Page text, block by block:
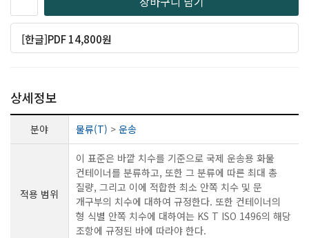
[한글]PDF 14,800원
상세정보
분야 물류(T) > 운송
적용 범위
이 표준은 바깥 치수를 기준으로 국제 운송용 화물
컨테이너를 분류하고, 또한 그 분류에 따른 최대 총
질량, 그리고 이에 적합한 최소 안쪽 치수 및 문
개구부의 치수에 대하여 규정한다. 또한 컨테이너의
형 식별 안쪽 치수에 대하여는 KS T ISO 1496의 해당
조항에 규정된 바에 따라야 한다.